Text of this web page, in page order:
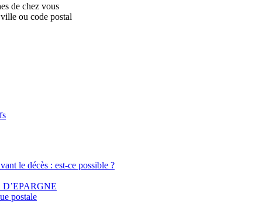
de chez vous
ou code postal
le décès : est-ce possible ?
D’EPARGNE
postale